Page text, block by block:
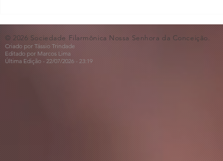
🎵🎶
ao Dia dos
© 2026 Sociedade Filarmônica Nossa Senhora da Conceição.
Criado por Tássio Trindade
Editado por Marcos Lima
Última Edição - 22/07/2026 - 23:19